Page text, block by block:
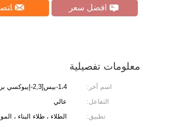
افضل سعر
معلومات تفصيلية
اسم آخر: 1،4-بيس[2,3-إيبوكسي بروبوكسي) ميثيل]سيكلوهيكسان
التفاعل:
عالي
تطبيق:
الطلاء ، طلاء البناء ،